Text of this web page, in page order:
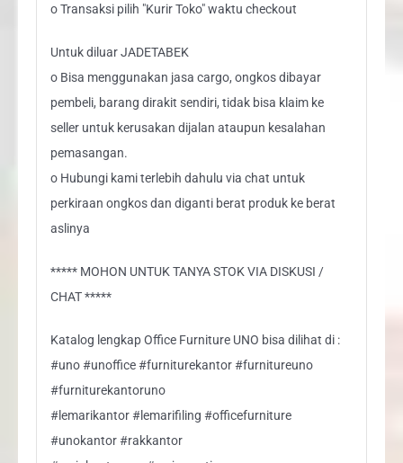
o Transaksi pilih "Kurir Toko" waktu checkout
Untuk diluar JADETABEK
o Bisa menggunakan jasa cargo, ongkos dibayar
pembeli, barang dirakit sendiri, tidak bisa klaim ke
seller untuk kerusakan dijalan ataupun kesalahan
pemasangan.
o Hubungi kami terlebih dahulu via chat untuk
perkiraan ongkos dan diganti berat produk ke berat
aslinya
***** MOHON UNTUK TANYA STOK VIA DISKUSI /
CHAT *****
Katalog lengkap Office Furniture UNO bisa dilihat di :
#uno #unoffice #furniturekantor #furnitureuno
#furniturekantoruno
#lemarikantor #lemarifiling #officefurniture
#unokantor #rakkantor